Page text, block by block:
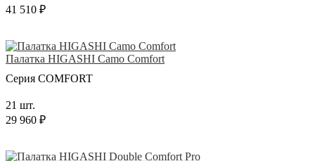
41 510 ₽
Палатка HIGASHI Camo Comfort
Серия COMFORT
21 шт.
29 960 ₽